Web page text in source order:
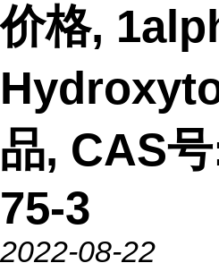
价格,
品, CAS
75-3
2022-08-22